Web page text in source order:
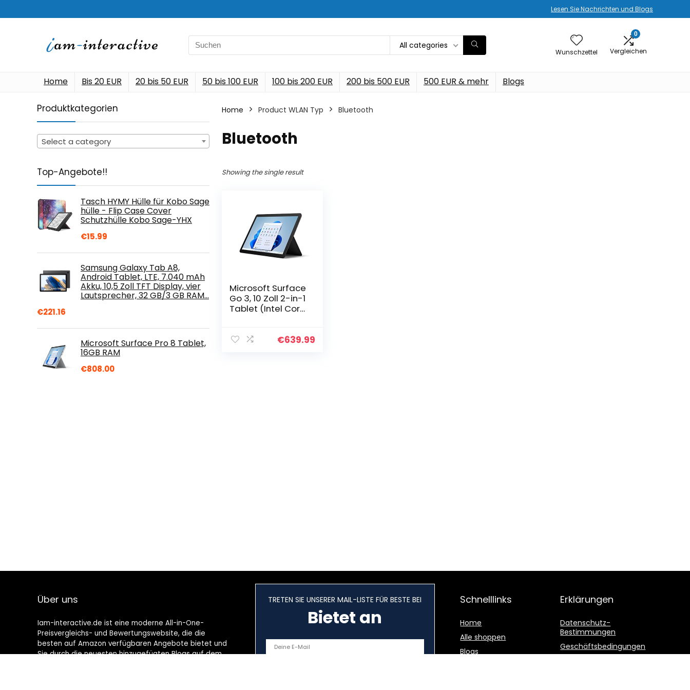
Lesen Sie Nachrichten und Blogs
Search
for:
All categories
Wunschzettel
0
Vergleichen
Home Bis 20 EUR 20 bis 50 EUR 50 bis 100 EUR 100 bis 200 EUR 200 bis 500 EUR 500 EUR & mehr Blogs
Produktkategorien
Select a category
Top-Angebote!!
Tasch HYMY Hülle für Kobo Sage
hülle - Flip Case Cover
Schutzhülle Kobo Sage-YHX
€15.99
Samsung Galaxy Tab A8,
Android Tablet, LTE, 7.040 mAh
Akku, 10,5 Zoll TFT Display, vier
Lautsprecher, 32 GB/3 GB RAM…
€221.16
Microsoft Surface Pro 8 Tablet,
16GB RAM
€808.00
Home Product WLAN Typ ‎Bluetooth
‎Bluetooth
Showing the single result
Microsoft Surface
Go 3, 10 Zoll 2-in-1
Tablet (Intel Core
Home S) Schwarz
€639.99
Über uns
Iam-interactive.de ist eine moderne All-in-One-
Preisvergleichs- und Bewertungswebsite, die die
besten auf Amazon verfügbaren Angebote bietet und
Sie durch die neuesten hinzugefügten Blogs auf dem
TRETEN SIE UNSERER MAIL-LISTE FÜR BESTE BEI
Bietet an
Schnelllinks
Home
Alle shoppen
Blogs
Erklärungen
Datenschutz-
Bestimmungen
Geschäftsbedingungen